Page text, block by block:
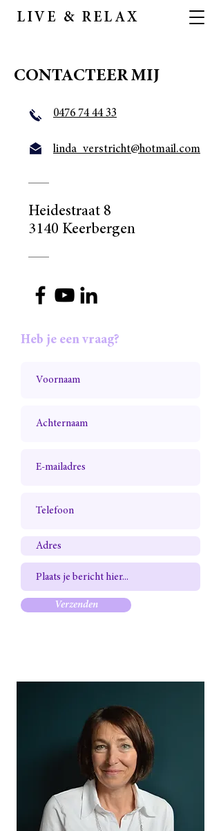
LIVE & RELAX
CONTACTEER MIJ
0476 74 44 33
linda_verstricht@hotmail.com
Heidestraat 8
3140 Keerbergen
Heb je een vraag?
Verzenden